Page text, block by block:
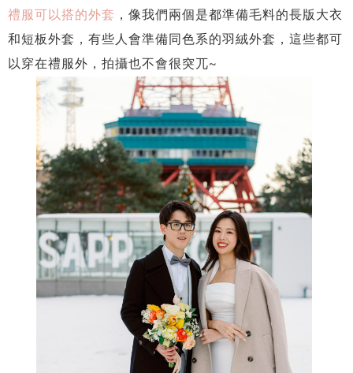
禮服可以搭的外套 ，像我們兩個是都準備毛料的長版大衣
和短板外套，有些人會準備同色系的羽絨外套，這些都可
以穿在禮服外，拍攝也不會很突兀~